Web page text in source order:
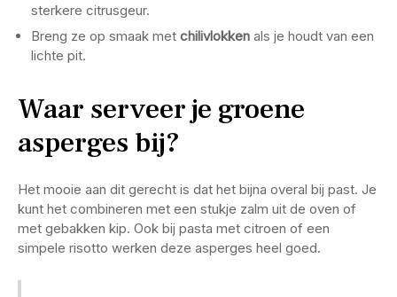
sterkere citrusgeur.
Breng ze op smaak met chilivlokken als je houdt van een
lichte pit.
Waar serveer je groene
asperges bij?
Het mooie aan dit gerecht is dat het bijna overal bij past. Je
kunt het combineren met een stukje zalm uit de oven of
met gebakken kip. Ook bij pasta met citroen of een
simpele risotto werken deze asperges heel goed.